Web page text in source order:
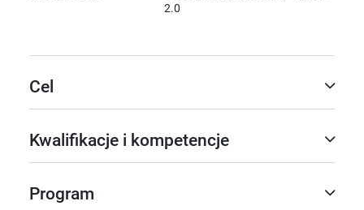
2.0
Cel
Kwalifikacje i kompetencje
Program